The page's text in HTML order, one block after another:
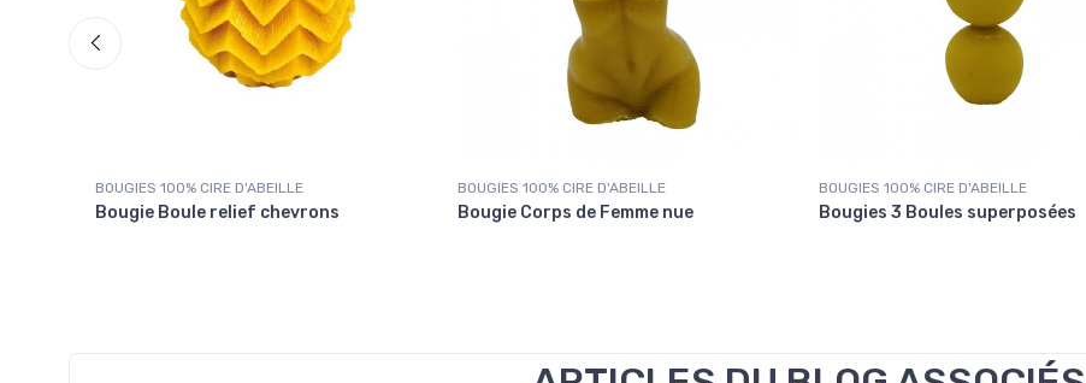
BOUGIES 100% CIRE D'ABEILLE
Bougie Boule relief chevrons
BOUGIES 100% CIRE D'ABEILLE
Bougie Corps de Femme nue
BOUGIES 100% CIRE D'ABEILLE
Bougies 3 Boules superposées